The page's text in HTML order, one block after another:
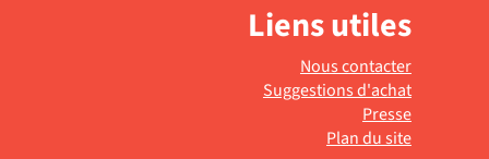
Liens utiles
Nous contacter
Suggestions d'achat
Presse
Plan du site